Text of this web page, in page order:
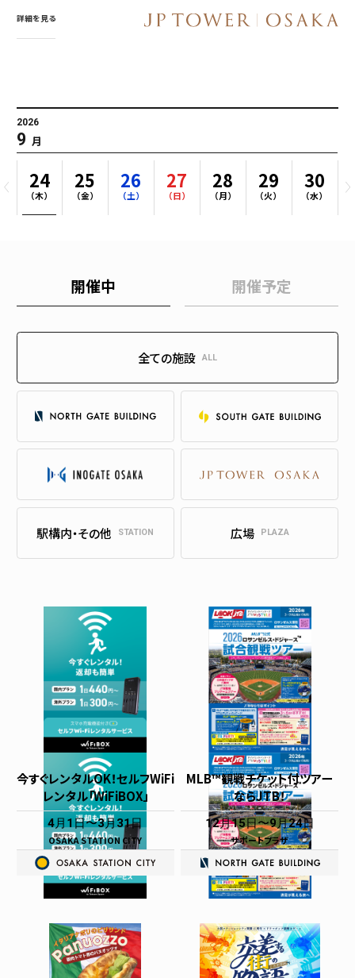
詳細を見る
2026
9 月
24
（木）
25
（金）
26
（土）
27
（日）
28
（月）
29
（火）
30
（水）
開催中 開催予定
全ての施設 ALL
駅構内・その他 STATION 広場 PLAZA
今すぐレンタルOK！セルフWiFi
レンタル「WiFiBOX」
4月1日 3月31日
OSAKA STATION CITY
MLB™観戦チケット付ツアー
ならJTB！
12月15日 9月24日
サポートプラザ